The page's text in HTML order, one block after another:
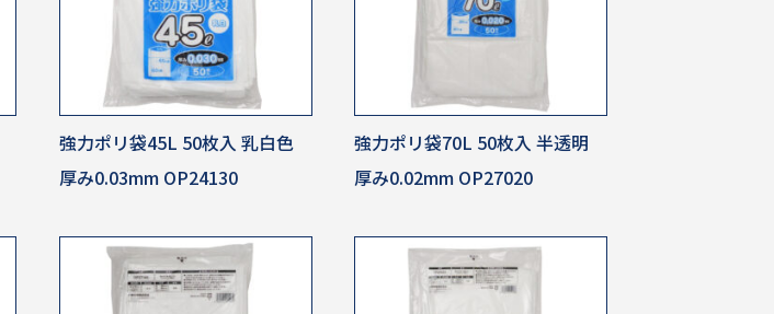
強力ポリ袋45L 50枚入 乳白色
厚み0.03mm OP24130
強力ポリ袋70L 50枚入 半透明
厚み0.02mm OP27020